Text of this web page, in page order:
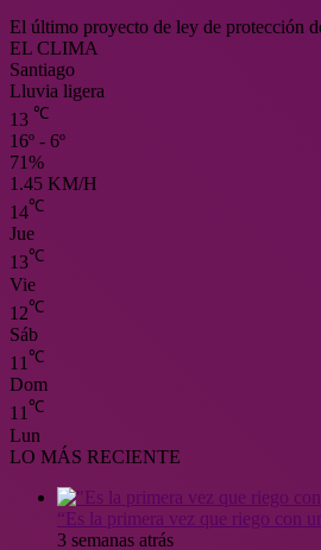
El último proyecto de ley de protección
EL CLIMA
Santiago
Lluvia ligera
13 ℃
16º - 6º
71%
1.45 KM/H
14℃
Jue
13℃
Vie
12℃
Sáb
11 ℃
Dom
11℃
Lun
LO MÁS RECIENTE
“Es la primera vez que riego con
3 semanas atrás